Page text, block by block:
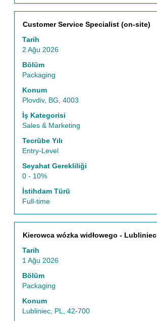
Başlık
Customer Service Specialist (on-site)
Tarih
2 Ağu 2026
Bölüm
Packaging
Konum
Plovdiv, BG, 4003
İş Kategorisi
Sales & Marketing
Tecrübe Yılı
Entry-Level
Seyahat Gerekliliği
0 - 10%
İstihdam Türü
Full-time
İş
tam
içeriğini
görüntülemek
için
tuşu
ile
seçin.
Başlık
Kierowca wózka widłowego - Lubliniec
Tarih
1 Ağu 2026
Bölüm
Packaging
Konum
Lubliniec, PL, 42-700
İş
tam
içeriğini
görüntülemek
için
tuşu
ile